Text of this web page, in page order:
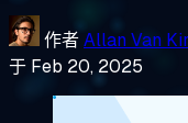
作者Allan Van
于 Feb 20, 2025